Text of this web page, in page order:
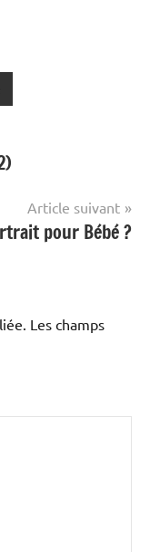
Article suivant
pour Bébé ?
Les champs